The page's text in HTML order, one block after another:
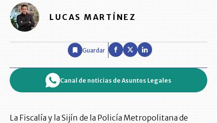
LUCAS MARTÍNEZ
Guardar
Canal de noticias de Asuntos Legales
La Fiscalía y la Sijín de la Policía Metropolitana de